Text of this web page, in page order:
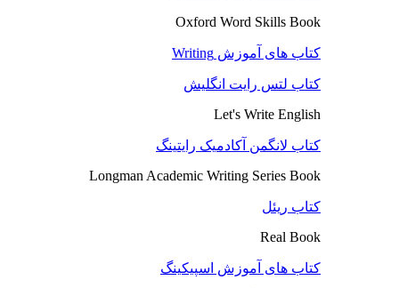
Oxford Word Skills Book
کتاب های آموزش Writing
کتاب لتس رایت انگلیش
Let's Write English
کتاب لانگمن آکادمیک رایتینگ
Longman Academic Writing Series Book
کتاب ریئل
Real Book
کتاب های آموزش اسپیکینگ